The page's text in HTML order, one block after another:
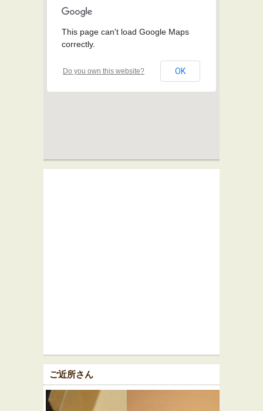
This page can't load Google Maps
correctly.
Do you own this website? OK
ご近所さん